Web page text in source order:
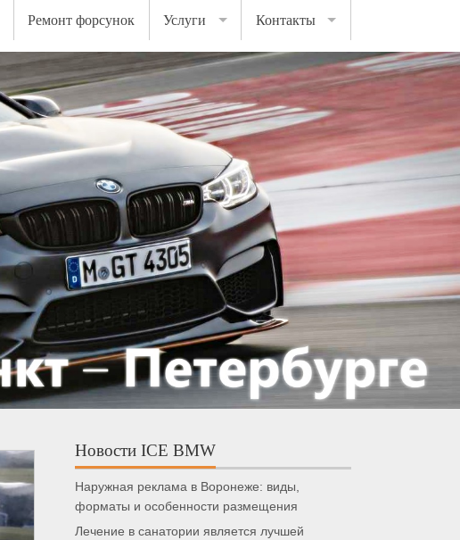
Ремонт форсунок Услуги Контакты
Новости ICE BMW
Наружная реклама в Воронеже: виды,
форматы и особенности размещения
Лечение в санатории является лучшей